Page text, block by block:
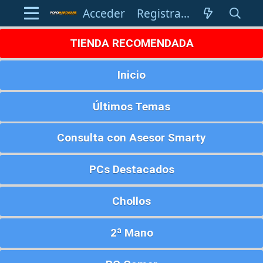
Acceder Registrarse
TIENDA RECOMENDADA
Inicio
Últimos Temas
Consulta con Asesor Smarty
PCs Destacados
Chollos
2ª Mano